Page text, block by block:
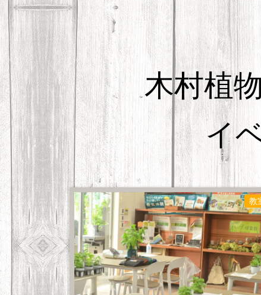
木村植
イ
教